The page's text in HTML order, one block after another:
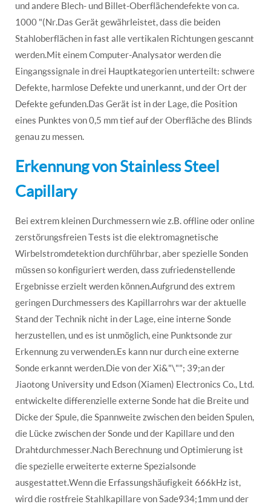
und andere Blech- und Billet-Oberflächendefekte von ca.
1000 "(Nr.Das Gerät gewährleistet, dass die beiden
Stahloberflächen in fast alle vertikalen Richtungen gescannt
werden.Mit einem Computer-Analysator werden die
Eingangssignale in drei Hauptkategorien unterteilt: schwere
Defekte, harmlose Defekte und unerkannt, und der Ort der
Defekte gefunden.Das Gerät ist in der Lage, die Position
eines Punktes von 0,5 mm tief auf der Oberfläche des Blinds
genau zu messen.
Erkennung von Stainless Steel
Capillary
Bei extrem kleinen Durchmessern wie z.B. offline oder online
zerstörungsfreien Tests ist die elektromagnetische
Wirbelstromdetektion durchführbar, aber spezielle Sonden
müssen so konfiguriert werden, dass zufriedenstellende
Ergebnisse erzielt werden können.Aufgrund des extrem
geringen Durchmessers des Kapillarrohrs war der aktuelle
Stand der Technik nicht in der Lage, eine interne Sonde
herzustellen, und es ist unmöglich, eine Punktsonde zur
Erkennung zu verwenden.Es kann nur durch eine externe
Sonde erkannt werden.Die von der Xi&"\""; 39;an der
Jiaotong University und Edson (Xiamen) Electronics Co., Ltd.
entwickelte differenzielle externe Sonde hat die Breite und
Dicke der Spule, die Spannweite zwischen den beiden Spulen,
die Lücke zwischen der Sonde und der Kapillare und den
Drahtdurchmesser.Nach Berechnung und Optimierung ist
die spezielle erweiterte externe Spezialsonde
ausgestattet.Wenn die Erfassungshäufigkeit 666kHz ist,
wird die rostfreie Stahlkapillare von Sade934;1mm und der